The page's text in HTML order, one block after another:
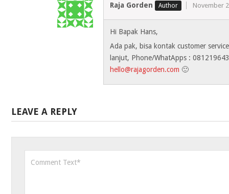
Raja Gorden November
Hi Bapak Hans,
Ada pak, bisa kontak customer
lanjut, Phone/WhatApps :
hello@rajagorden.com 🙂
LEAVE A REPLY